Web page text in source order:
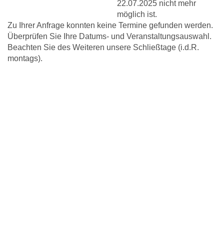
22.07.2025 nicht mehr
möglich ist.
Zu Ihrer Anfrage konnten keine Termine gefunden werden.
Überprüfen Sie Ihre Datums- und Veranstaltungsauswahl.
Beachten Sie des Weiteren unsere Schließtage (i.d.R.
montags).